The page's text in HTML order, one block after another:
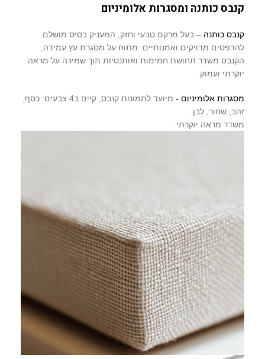
קנבס כותנה ומסגרות אלומיניום
קנבס כותנה – בעל מרקם טבעי וחזק, המעניק בסיס מושלם
להדפסים מדויקים ואמנותיים. מתוח על מסגרת עץ עמידה,
הקנבס משדר תחושת חמימות ואותנטיות תוך שמירה על מראה
יוקרתי ועמוק.
מסגרות אלומיניום -
מיועד לתמונות קנבס, קיים ב4 צבעים: כסף,
זהב, שחור, לבן.
משדר מראה יוקרתי.